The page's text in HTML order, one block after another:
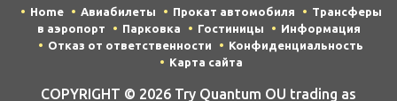
Home Авиабилеты Прокат автомобиля
Трансферы
в аэропорт
Парковка Гостиницы
Информация
Отказ от ответственности
Конфиденциальность
Карта сайта
COPYRIGHT © 2026 Try Quantum OU trading as